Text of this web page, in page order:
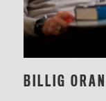
BILLIG